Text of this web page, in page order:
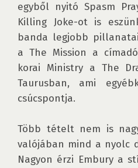
egyből nyitó Spasm
Killing Joke-ot is
banda legjobb
a The Mission a
korai Ministry a The
Taurusban, ami
csúcspontja.
Több tételt nem is
valójában mind a nyolc
Nagyon érzi Embury a